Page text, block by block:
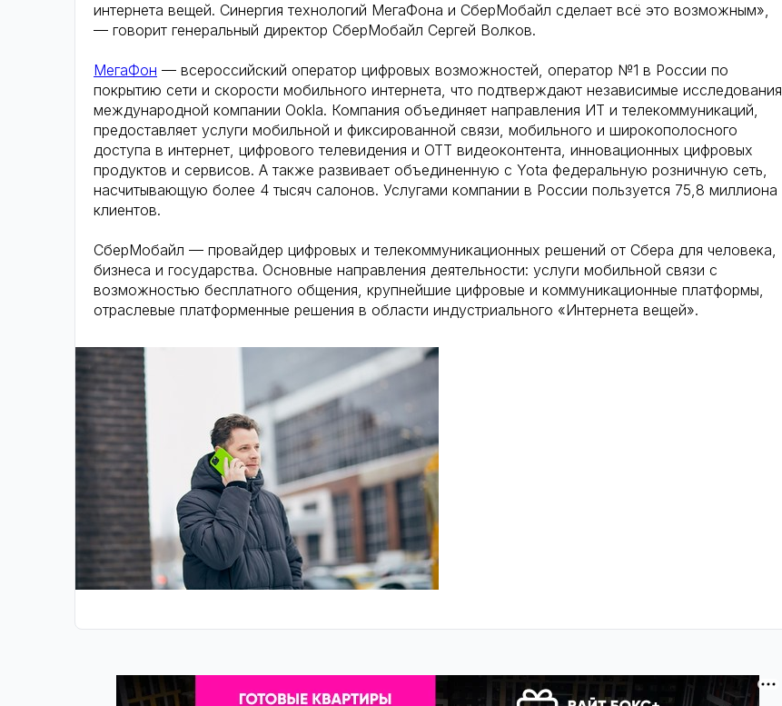
интернета вещей. Синергия технологий МегаФона и СберМобайл сделает всё это возможным»,
— говорит генеральный директор СберМобайл Сергей Волков.
МегаФон — всероссийский оператор цифровых возможностей, оператор №1 в России по
покрытию сети и скорости мобильного интернета, что подтверждают независимые исследования
международной компании Ookla. Компания объединяет направления ИТ и телекоммуникаций,
предоставляет услуги мобильной и фиксированной связи, мобильного и широкополосного
доступа в интернет, цифрового телевидения и OTT видеоконтента, инновационных цифровых
продуктов и сервисов. А также развивает объединенную с Yota федеральную розничную сеть,
насчитывающую более 4 тысяч салонов. Услугами компании в России пользуется 75,8 миллиона
клиентов.
СберМобайл — провайдер цифровых и телекоммуникационных решений от Сбера для человека,
бизнеса и государства. Основные направления деятельности: услуги мобильной связи с
возможностью бесплатного общения, крупнейшие цифровые и коммуникационные платформы,
отраслевые платформенные решения в области индустриального «Интернета вещей».